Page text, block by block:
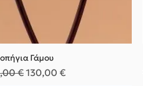
Γάμου
τιμή
€ Τιμή Έκπτωσης
130,00 €